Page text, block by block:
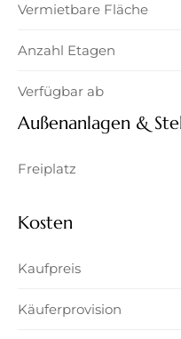
Vermietbare Fläche
Anzahl Etagen
Verfügbar ab
Außenanlagen &
Freiplatz
Kosten
Kaufpreis
Käuferprovision